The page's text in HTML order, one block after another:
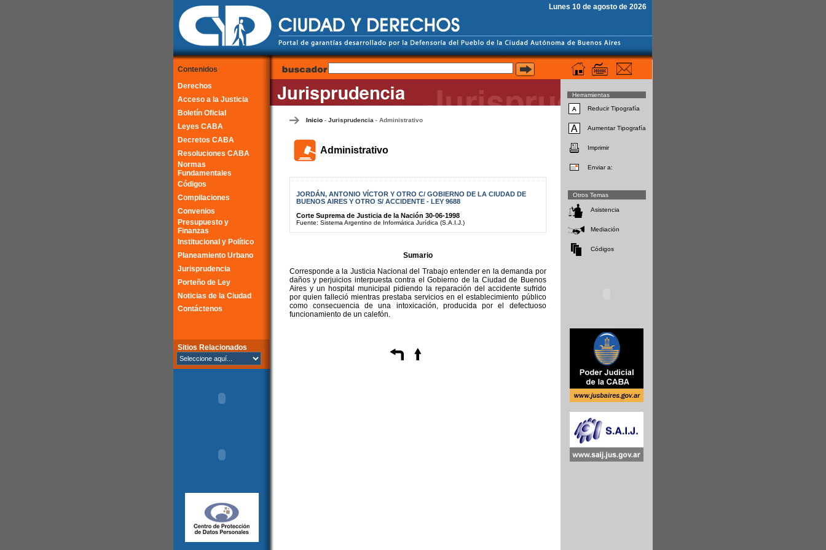
Lunes 10 de agosto de 2026
Contenidos
Derechos
Acceso a la Justicia
Boletín Oficial
Leyes CABA
Decretos CABA
Resoluciones CABA
Normas
Fundamentales
Códigos
Compilaciones
Convenios
Presupuesto y
Finanzas
Institucional y Político
Planeamiento Urbano
Jurisprudencia
Porteño de Ley
Noticias de la Ciudad
Contáctenos
Sitios Relacionados
Herramientas
Reducir Tipografía
Aumentar Tipografía
Imprimir
Enviar a:
Otros Temas
Asistencia
Mediación
Códigos
Inicio- Jurisprudencia- Administrativo
Administrativo
JORDÁN, ANTONIO VÍCTOR Y OTRO C/ GOBIERNO DE LA CIUDAD DE
BUENOS AIRES Y OTRO S/ ACCIDENTE - LEY 9688
Corte Suprema de Justicia de la Nación 30-06-1998
Fuente: Sistema Argentino de Informática Jurídica (S.A.I.J.)
Sumario
Corresponde a la Justicia Nacional del Trabajo entender en la demanda por
daños y perjuicios interpuesta contra el Gobierno de la Ciudad de Buenos
Aires y un hospital municipal pidiendo la reparación del accidente sufrido
por quien falleció mientras prestaba servicios en el establecimiento público
como consecuencia de una intoxicación, producida por el defectuoso
funcionamiento de un calefón.